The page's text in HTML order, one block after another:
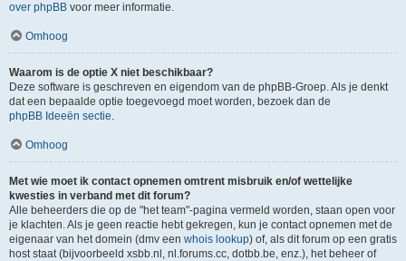
over phpBB voor meer informatie.
Omhoog
Waarom is de optie X niet beschikbaar?
Deze software is geschreven en eigendom van de phpBB-Groep. Als je denkt
dat een bepaalde optie toegevoegd moet worden, bezoek dan de
phpBB Ideeën sectie.
Omhoog
Met wie moet ik contact opnemen omtrent misbruik en/of wettelijke
kwesties in verband met dit forum?
Alle beheerders die op de "het team"-pagina vermeld worden, staan open voor
je klachten. Als je geen reactie hebt gekregen, kun je contact opnemen met de
eigenaar van het domein (dmv een whois lookup) of, als dit forum op een gratis
host staat (bijvoorbeeld xsbb.nl, nl.forums.cc, dotbb.be, enz.), het beheer of